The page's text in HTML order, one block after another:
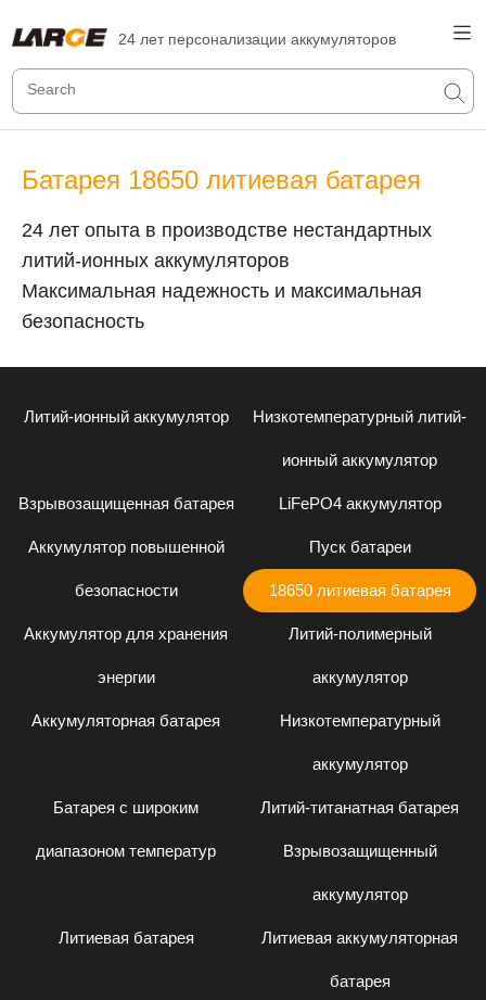
24 лет персонализации аккумуляторов
Батарея 18650 литиевая батарея
24 лет опыта в производстве нестандартных
литий-ионных аккумуляторов
Максимальная надежность и максимальная
безопасность
Литий-ионный аккумулятор Низкотемпературный литий-
ионный аккумулятор
Взрывозащищенная батарея LiFePO4 аккумулятор
Аккумулятор повышенной
безопасности
Пуск батареи
18650 литиевая батарея
Аккумулятор для хранения
энергии
Литий-полимерный
аккумулятор
Аккумуляторная батарея Низкотемпературный
аккумулятор
Батарея с широким
диапазоном температур
Литий-титанатная батарея
Взрывозащищенный
аккумулятор
Литиевая батарея Литиевая аккумуляторная
батарея